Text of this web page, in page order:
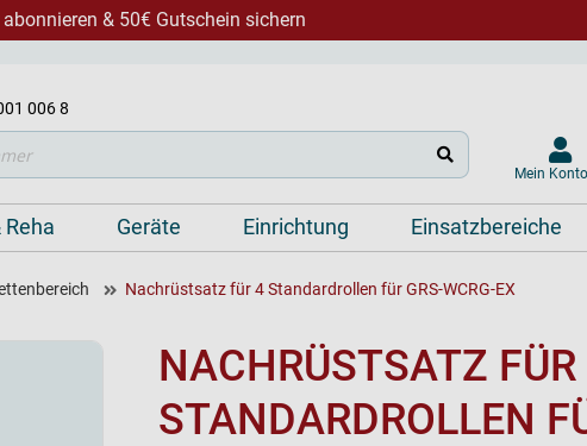
& 50€ Gutschein sichern
006 8
Mein Konto
Reha Geräte Einrichtung Einsatzbereiche
Nachrüstsatz für 4 Standardrollen für GRS-WCRG-EX
NACHRÜSTSATZ
STANDARDROLLEN